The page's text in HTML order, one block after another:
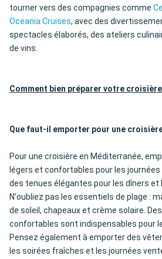
tourner vers des compagnies comme
Oceania Cruises, avec des
spectacles élaborés, des ateliers
de vins.
Comment bien préparer votre
Que faut-il emporter pour une
Pour une croisière en Méditerranée,
légers et confortables pour les journées
des tenues élégantes pour les dîners et
N'oubliez pas les essentiels de plage :
de soleil, chapeaux et crème solaire.
confortables sont indispensables pour
Pensez également à emporter des
les soirées fraîches et les journées